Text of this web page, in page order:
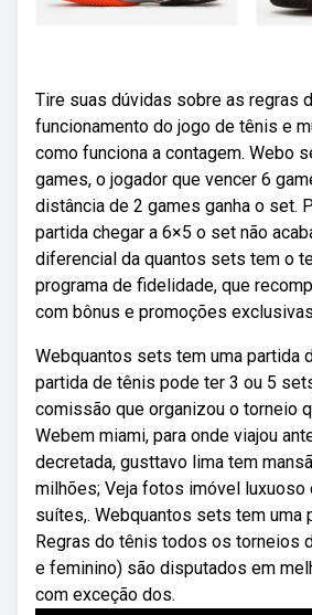
Tire suas dúvidas sobre as regras
funcionamento do jogo de tênis e
como funciona a contagem. Webo
games, o jogador que vencer 6
distância de 2 games ganha o set.
partida chegar a 6×5 o set não
diferencial da quantos sets tem o
programa de fidelidade, que
com bônus e promoções
Webquantos sets tem uma partida
partida de tênis pode ter 3 ou 5
comissão que organizou o torneio
Webem miami, para onde viajou
decretada, gusttavo lima tem
milhões; Veja fotos imóvel luxuoso
suítes,. Webquantos sets tem uma
Regras do tênis todos os torneios
e feminino) são disputados em
com exceção dos.